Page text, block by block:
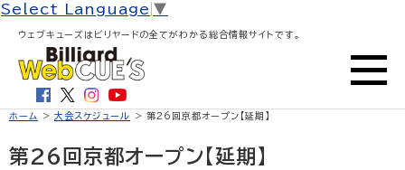
Select Language ▼
ウェブキューズはビリヤードの全てがわかる総合情報サイトです。
ホーム > 大会スケジュール > 第26回京都オープン【延期】
第26回京都オープン【延期】